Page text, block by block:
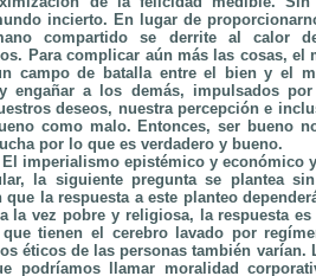
incierto. En lugar de
compartido se derrite al calor
Para complicar aún más las cosas,
campo de batalla entre el bien y el
engañar a los demás, impulsados
deseos, nuestra percepción e
como malo. Entonces, ser bueno
por lo que es verdadero y bueno.
imperialismo epistémico y económico
la siguiente pregunta se plantea
que la respuesta a este planteo
la vez pobre y religiosa, la respuesta
tienen el cerebro lavado por
éticos de las personas también
podríamos llamar moralidad